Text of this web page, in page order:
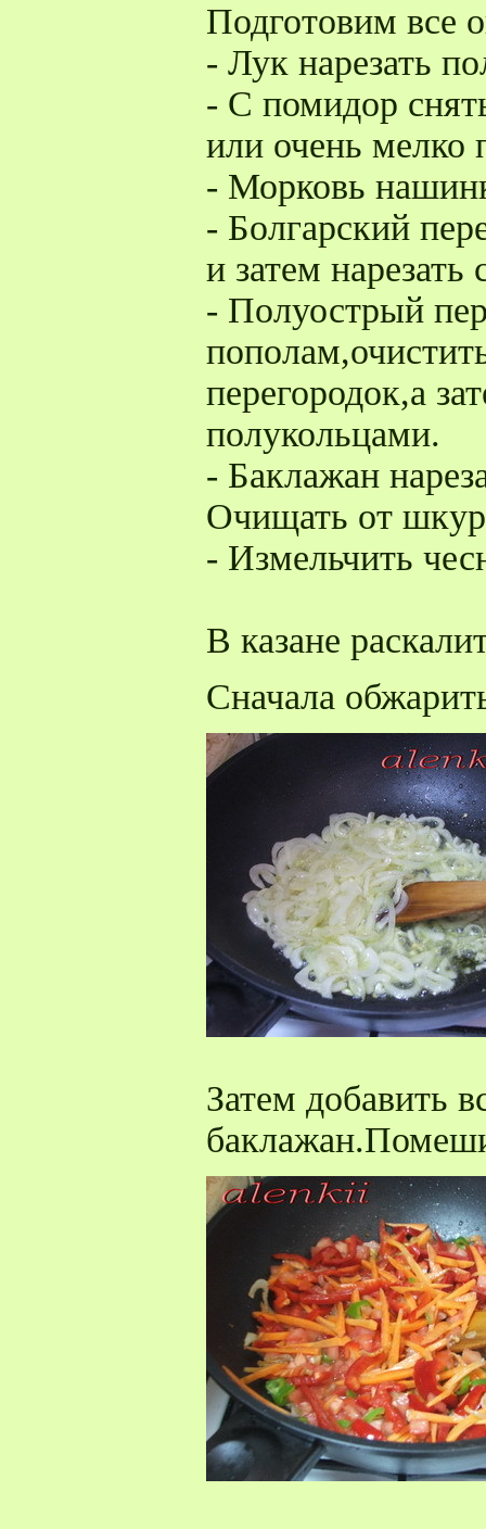
Подготовим все
- Лук нарезать
- С помидор
или очень мелко
- Морковь
- Болгарский
и затем нарезать
- Полуострый
перегородок,а
полукольцами.
- Баклажан
Очищать от
- Измельчить
В казане
Сначала
Затем добавить